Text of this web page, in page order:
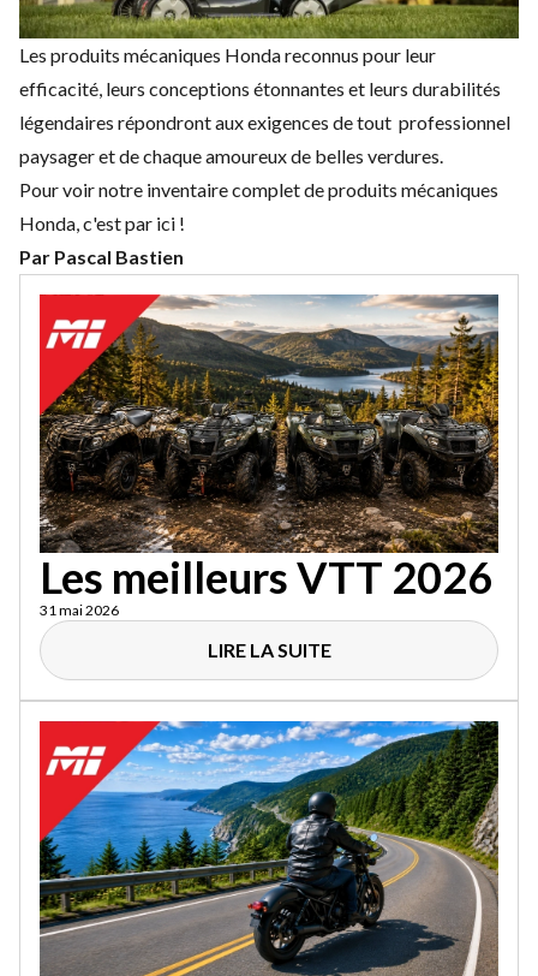
Les produits mécaniques Honda reconnus pour leur
efficacité, leurs conceptions étonnantes et leurs durabilités
légendaires répondront aux exigences de tout professionnel
paysager et de chaque amoureux de belles verdures.
Pour voir notre inventaire complet de produits mécaniques
Honda, c'est par ici !
Par Pascal Bastien
Les meilleurs VTT 2026
31 mai 2026
LIRE LA SUITE